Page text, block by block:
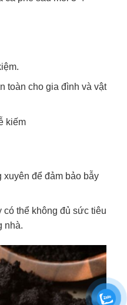
toàn cho gia đình và vật
kiếm
để đảm bảo bẫy
có thể không đủ sức tiêu
nhà.